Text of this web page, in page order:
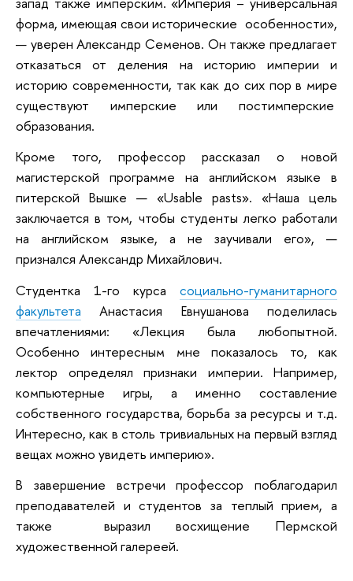
форма, имеющая свои исторические особенности»,
— уверен Александр Семенов. Он также предлагает
отказаться от деления на историю империи и
историю современности, так как до сих пор в мире
существуют имперские или постимперские
образования.
Кроме того, профессор рассказал о новой
магистерской программе на английском языке в
питерской Вышке — «Usable pasts». «Наша цель
заключается в том, чтобы студенты легко работали
на английском языке, а не заучивали его», —
признался Александр Михайлович.
Студентка 1-го курса социально-гуманитарного
факультета Анастасия Евнушанова поделилась
впечатлениями: «Лекция была любопытной.
Особенно интересным мне показалось то, как
лектор определял признаки империи. Например,
компьютерные игры, а именно составление
собственного государства, борьба за ресурсы и т.д.
Интересно, как в столь тривиальных на первый взгляд
вещах можно увидеть империю».
В завершение встречи профессор поблагодарил
преподавателей и студентов за теплый прием, а
также выразил восхищение Пермской
художественной галереей.